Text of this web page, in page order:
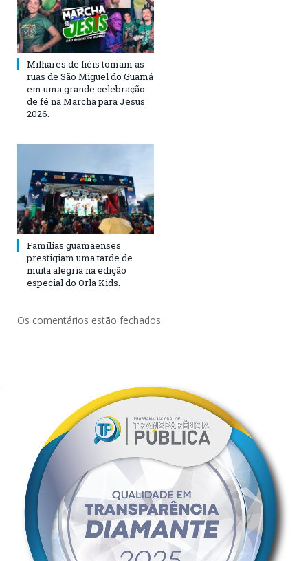
Milhares de fiéis tomam as
ruas de São Miguel do Guamá
em uma grande celebração
de fé na Marcha para Jesus
2026.
Famílias guamaenses
prestigiam uma tarde de
muita alegria na edição
especial do Orla Kids.
Os comentários estão fechados.